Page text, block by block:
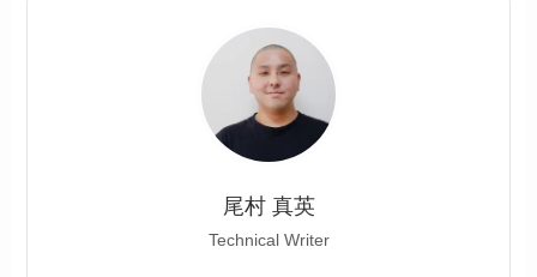
尾村 真英
Technical Writer